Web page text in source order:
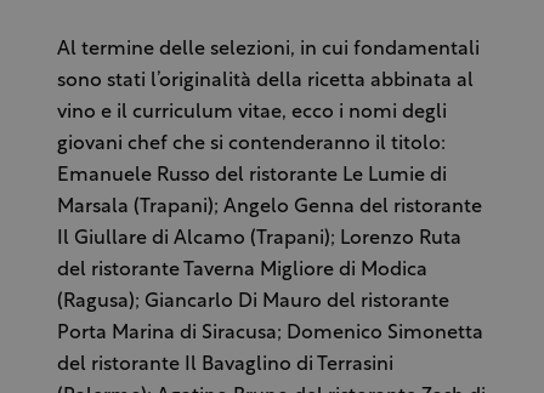
Al termine delle selezioni, in cui fondamentali
sono stati l’originalità della ricetta abbinata al
vino e il curriculum vitae, ecco i nomi degli
giovani chef che si contenderanno il titolo:
Emanuele Russo del ristorante Le Lumie di
Marsala (Trapani); Angelo Genna del ristorante
Il Giullare di Alcamo (Trapani); Lorenzo Ruta
del ristorante Taverna Migliore di Modica
(Ragusa); Giancarlo Di Mauro del ristorante
Porta Marina di Siracusa; Domenico Simonetta
del ristorante Il Bavaglino di Terrasini